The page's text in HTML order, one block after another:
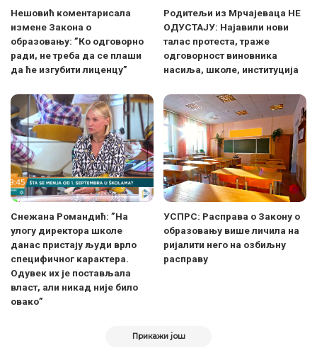
Нешовић коментарисала
измене Закона о
образовању: ”Ко одговорно
ради, не треба да се плаши
да ће изгубити лиценцу”
Родитељи из Мрчајеваца НЕ
ОДУСТАЈУ: Најавили нови
талас протеста, траже
одговорност виновника
насиља, школе, институција
Снежана Романдић: ”На
улогу директора школе
данас пристају људи врло
специфичног карактера.
Одувек их је постављала
власт, али никад није било
овако”
УСПРС: Расправа о Закону о
образовању више личила на
ријалити него на озбиљну
расправу
Прикажи још